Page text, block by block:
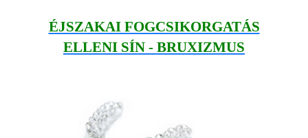
ÉJSZAKAI FOGCSIKORGATÁS
ELLENI SÍN - BRUXIZMUS